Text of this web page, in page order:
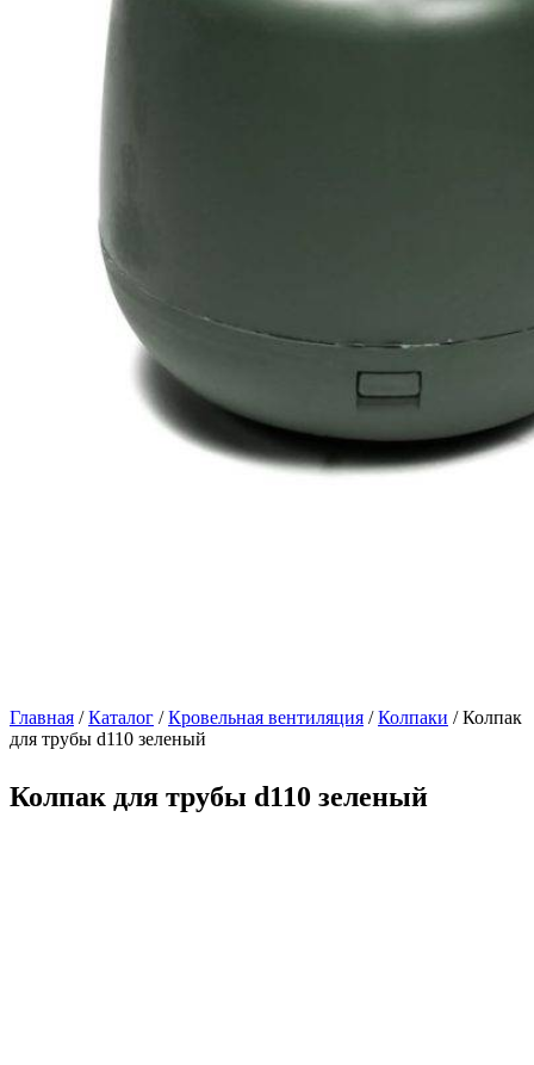
Главная /Каталог /Кровельная вентиляция /Колпаки / Колпак
для трубы d110 зеленый
Колпак для трубы d110 зеленый